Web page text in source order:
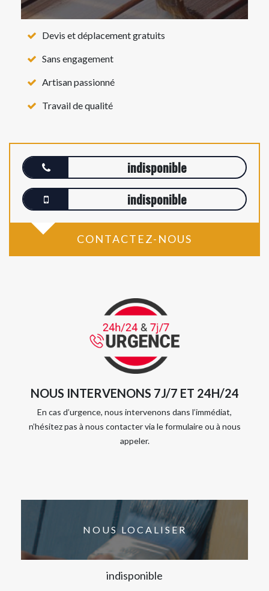
Devis et déplacement gratuits
Sans engagement
Artisan passionné
Travail de qualité
indisponible
indisponible
CONTACTEZ-NOUS
NOUS INTERVENONS 7J/7 ET 24H/24
En cas d’urgence, nous intervenons dans l’immédiat,
n’hésitez pas à nous contacter via le formulaire ou à nous
appeler.
NOUS LOCALISER
indisponible